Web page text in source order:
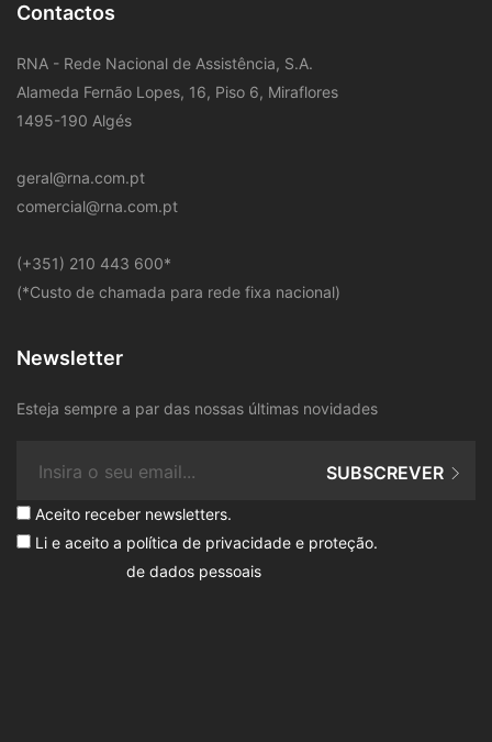
Contactos
RNA - Rede Nacional de Assistência, S.A.
Alameda Fernão Lopes, 16, Piso 6, Miraflores
1495-190 Algés
geral@rna.com.pt
comercial@rna.com.pt
​(+351) 210 443 600*
(*Custo de chamada para rede fixa nacional)
Newsletter
Esteja sempre a par das nossas últimas novidades
Aceito receber newsletters.
Li e aceito a política de privacidade e proteção
de dados pessoais
.
SUBSCREVER